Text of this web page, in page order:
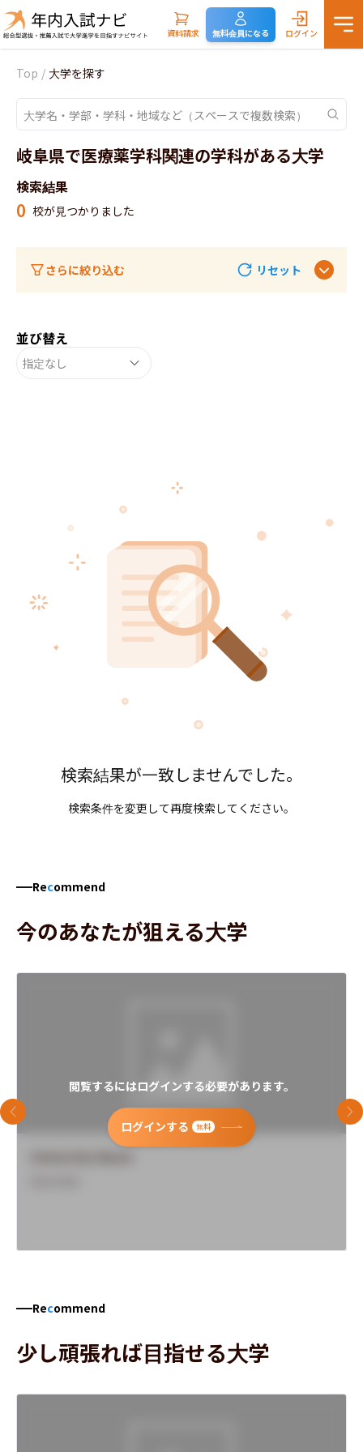
資料請求 無料会員になる ログイン
Top / 大学を探す
岐阜県で医療薬学科関連の学科がある大学
検索結果
0 校が見つかりました
さらに絞り込む リセット
並び替え
指定なし
検索結果が一致しませんでした。
検索条件を変更して再度検索してください。
Recommend
今のあなたが狙える大学
閲覧するにはログインする必要があります。
ログインする 無料
前のスライド 次
Recommend
少し頑張れば目指せる大学